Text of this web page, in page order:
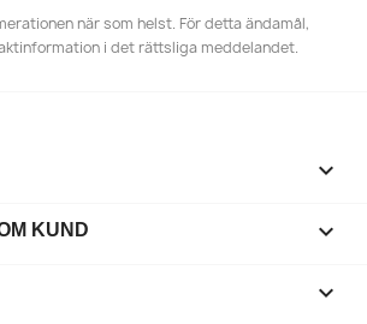
när som helst. För detta ändamål,
i det rättsliga meddelandet.

KUND 
